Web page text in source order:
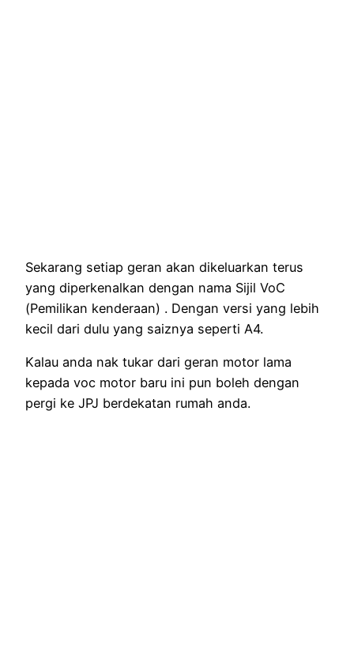
Sekarang setiap geran akan dikeluarkan terus
yang diperkenalkan dengan nama Sijil VoC
(Pemilikan kenderaan) . Dengan versi yang lebih
kecil dari dulu yang saiznya seperti A4.
Kalau anda nak tukar dari geran motor lama
kepada voc motor baru ini pun boleh dengan
pergi ke JPJ berdekatan rumah anda.